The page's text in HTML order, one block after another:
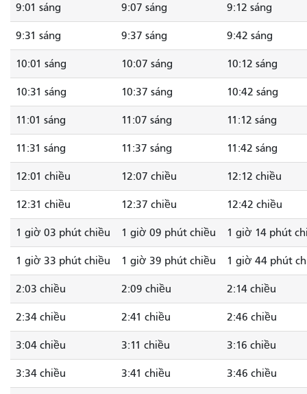
9:01 sáng 9:07 sáng 9:12 sáng
9:31 sáng 9:37 sáng 9:42 sáng
10:01 sáng 10:07 sáng 10:12 sáng
10:31 sáng 10:37 sáng 10:42 sáng
11:01 sáng 11:07 sáng 11:12 sáng
11:31 sáng 11:37 sáng 11:42 sáng
12:01 chiều 12:07 chiều 12:12 chiều
12:31 chiều 12:37 chiều 12:42 chiều
1 giờ 03 phút chiều 1 giờ 09 phút chiều 1 giờ 14 phút
1 giờ 33 phút chiều 1 giờ 39 phút chiều 1 giờ 44 phút
2:03 chiều 2:09 chiều 2:14 chiều
2:34 chiều 2:41 chiều 2:46 chiều
3:04 chiều 3:11 chiều 3:16 chiều
3:34 chiều 3:41 chiều 3:46 chiều